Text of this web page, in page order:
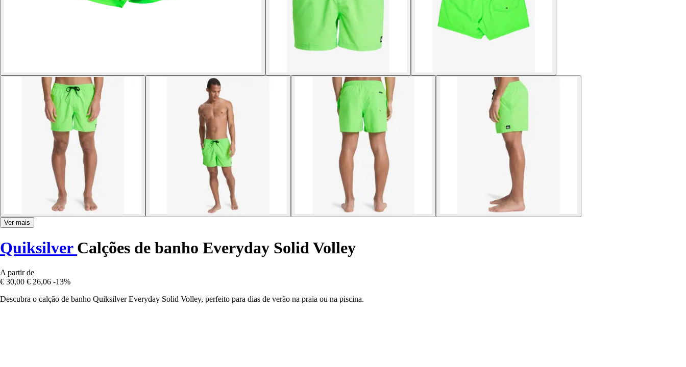
Ver mais
Quiksilver Calções de banho Everyday Solid Volley
A partir de
€ 30,00 € 26,06 -13%
Descubra o calção de banho Quiksilver Everyday Solid Volley, perfeito para dias de verão na praia ou na piscina.